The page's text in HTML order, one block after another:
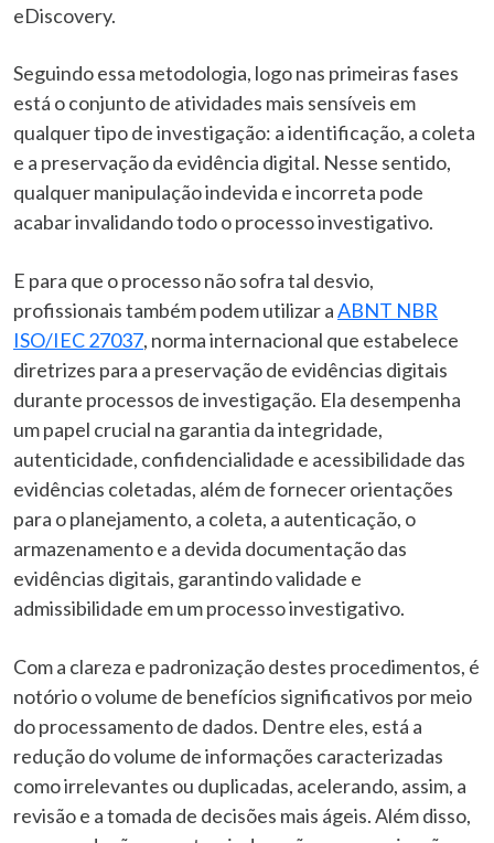
eDiscovery.
Seguindo essa metodologia, logo nas primeiras fases
está o conjunto de atividades mais sensíveis em
qualquer tipo de investigação: a identificação, a coleta
e a preservação da evidência digital. Nesse sentido,
qualquer manipulação indevida e incorreta pode
acabar invalidando todo o processo investigativo.
E para que o processo não sofra tal desvio,
profissionais também podem utilizar aABNT NBR
ISO/IEC 27037, norma internacional que estabelece
diretrizes para a preservação de evidências digitais
durante processos de investigação. Ela desempenha
um papel crucial na garantia da integridade,
autenticidade, confidencialidade e acessibilidade das
evidências coletadas, além de fornecer orientações
para o planejamento, a coleta, a autenticação, o
armazenamento e a devida documentação das
evidências digitais, garantindo validade e
admissibilidade em um processo investigativo.
Com a clareza e padronização destes procedimentos, é
notório o volume de benefícios significativos por meio
do processamento de dados. Dentre eles, está a
redução do volume de informações caracterizadas
como irrelevantes ou duplicadas, acelerando, assim, a
revisão e a tomada de decisões mais ágeis. Além disso,